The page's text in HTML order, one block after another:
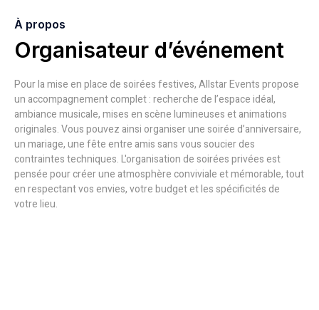
À propos
Organisateur d’événement
Pour la mise en place de soirées festives, Allstar Events propose
un accompagnement complet : recherche de l’espace idéal,
ambiance musicale, mises en scène lumineuses et animations
originales. Vous pouvez ainsi organiser une soirée d’anniversaire,
un mariage, une fête entre amis sans vous soucier des
contraintes techniques. L'organisation de soirées privées est
pensée pour créer une atmosphère conviviale et mémorable, tout
en respectant vos envies, votre budget et les spécificités de
votre lieu.